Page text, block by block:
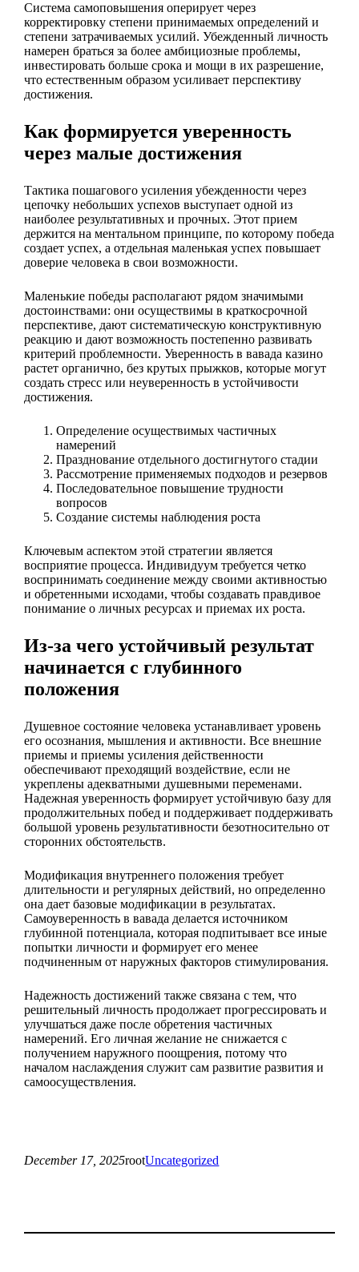
Система самоповышения оперирует через
корректировку степени принимаемых определений и
степени затрачиваемых усилий. Убежденный личность
намерен браться за более амбициозные проблемы,
инвестировать больше срока и мощи в их разрешение,
что естественным образом усиливает перспективу
достижения.
Как формируется уверенность
через малые достижения
Тактика пошагового усиления убежденности через
цепочку небольших успехов выступает одной из
наиболее результативных и прочных. Этот прием
держится на ментальном принципе, по которому победа
создает успех, а отдельная маленькая успех повышает
доверие человека в свои возможности.
Маленькие победы располагают рядом значимыми
достоинствами: они осуществимы в краткосрочной
перспективе, дают систематическую конструктивную
реакцию и дают возможность постепенно развивать
критерий проблемности. Уверенность в вавада казино
растет органично, без крутых прыжков, которые могут
создать стресс или неуверенность в устойчивости
достижения.
Определение осуществимых частичных
намерений
Празднование отдельного достигнутого стадии
Рассмотрение применяемых подходов и резервов
Последовательное повышение трудности
вопросов
Создание системы наблюдения роста
Ключевым аспектом этой стратегии является
восприятие процесса. Индивидуум требуется четко
воспринимать соединение между своими активностью
и обретенными исходами, чтобы создавать правдивое
понимание о личных ресурсах и приемах их роста.
Из-за чего устойчивый результат
начинается с глубинного
положения
Душевное состояние человека устанавливает уровень
его осознания, мышления и активности. Все внешние
приемы и приемы усиления действенности
обеспечивают преходящий воздействие, если не
укреплены адекватными душевными переменами.
Надежная уверенность формирует устойчивую базу для
продолжительных побед и поддерживает поддерживать
большой уровень результативности безотносительно от
сторонних обстоятельств.
Модификация внутреннего положения требует
длительности и регулярных действий, но определенно
она дает базовые модификации в результатах.
Самоуверенность в вавада делается источником
глубинной потенциала, которая подпитывает все иные
попытки личности и формирует его менее
подчиненным от наружных факторов стимулирования.
Надежность достижений также связана с тем, что
решительный личность продолжает прогрессировать и
улучшаться даже после обретения частичных
намерений. Его личная желание не снижается с
получением наружного поощрения, потому что
началом наслаждения служит сам развитие развития и
самоосуществления.
December 17, 2025rootUncategorized